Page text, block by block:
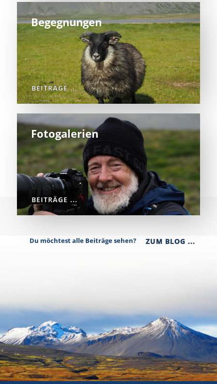
Begegnungen
BEITRÄGE ...
Fotogalerien
BEITRÄGE ...
Du möchtest alle Beiträge sehen? ZUM BLOG ...